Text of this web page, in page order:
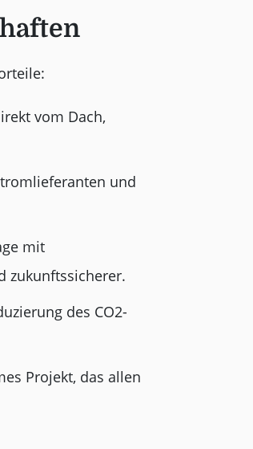
vom Dach,
und
mit
zukunftssicherer.
des CO2-
Projekt, das allen